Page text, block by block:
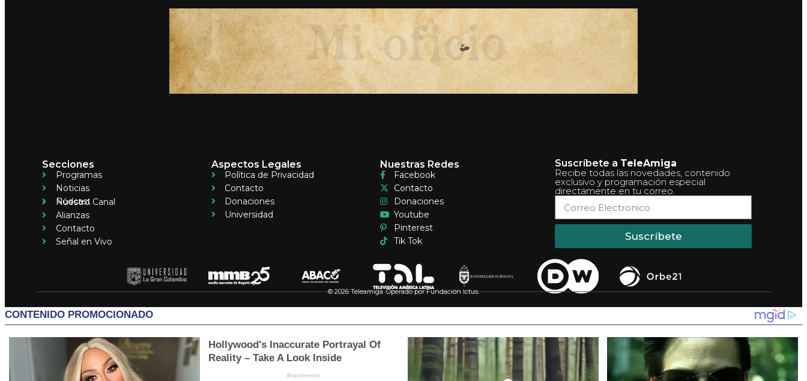
Secciones
Programas
Noticias
Pódcast
Nuestro Canal
Alianzas
Contacto
Señal en Vivo
Aspectos Legales
Política de Privacidad
Contacto
Donaciones
Universidad
Nuestras Redes
Facebook
Contacto
Donaciones
Youtube
Pinterest
Tik Tok
Suscríbete a TeleAmiga
Recibe todas las novedades, contenido
exclusivo y programación especial
directamente en tu correo.
Suscríbete
© 2026 Teleamiga. Operado por Fundación Ictus.